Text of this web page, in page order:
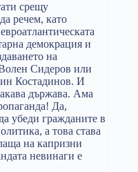
срещу
речем, като
демокрация и
на
Сидеров или
Костадинов. И
държава. Ама
Да,
убеди гражданите в
а това става
на капризни
невинаги е